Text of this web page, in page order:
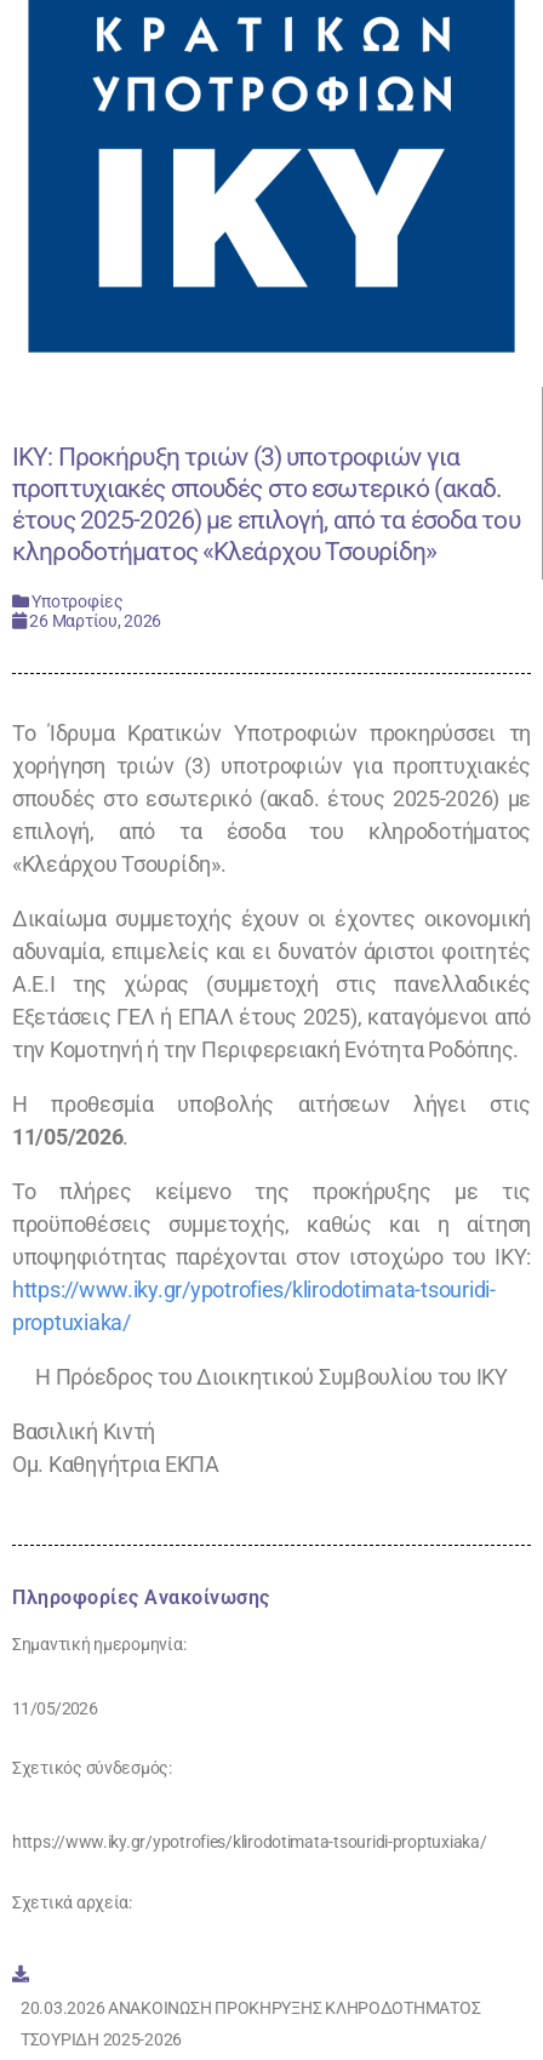
ΙΚΥ: Προκήρυξη τριών (3) υποτροφιών για
προπτυχιακές σπουδές στο εσωτερικό (ακαδ.
έτους 2025-2026) με επιλογή, από τα έσοδα του
κληροδοτήματος «Κλεάρχου Τσουρίδη»
Υποτροφίες
26 Μαρτίου, 2026
Το Ίδρυμα Κρατικών Υποτροφιών προκηρύσσει τη
χορήγηση τριών (3) υποτροφιών για προπτυχιακές
σπουδές στο εσωτερικό (ακαδ. έτους 2025-2026) με
επιλογή, από τα έσοδα του κληροδοτήματος
«Κλεάρχου Τσουρίδη».
Δικαίωμα συμμετοχής έχουν οι έχοντες οικονομική
αδυναμία, επιμελείς και ει δυνατόν άριστοι φοιτητές
Α.Ε.Ι της χώρας (συμμετοχή στις πανελλαδικές
Εξετάσεις ΓΕΛ ή ΕΠΑΛ έτους 2025), καταγόμενοι από
την Κομοτηνή ή την Περιφερειακή Ενότητα Ροδόπης.
H προθεσμία υποβολής αιτήσεων λήγει στις
11/05/2026.
Το πλήρες κείμενο της προκήρυξης με τις
προϋποθέσεις συμμετοχής, καθώς και η αίτηση
υποψηφιότητας παρέχονται στον ιστοχώρο του ΙΚΥ:
https://www.iky.gr/ypotrofies/klirodotimata-tsouridi-
proptuxiaka/
Η Πρόεδρος του Διοικητικού Συμβουλίου του ΙΚΥ
Βασιλική Κιντή
Ομ. Καθηγήτρια ΕΚΠΑ
Πληροφορίες Ανακοίνωσης
Σημαντική ημερομηνία:
11/05/2026
Σχετικός σύνδεσμός:
https://www.iky.gr/ypotrofies/klirodotimata-tsouridi-proptuxiaka/
Σχετικά αρχεία:
20.03.2026 ΑΝΑΚΟΙΝΩΣΗ ΠΡΟΚΗΡΥΞΗΣ ΚΛΗΡΟΔΟΤΗΜΑΤΟΣ
ΤΣΟΥΡΙΔΗ 2025-2026